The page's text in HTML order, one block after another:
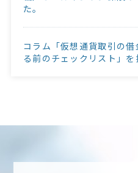
た。
コラム「仮想通貨取引の
る前のチェックリスト」を